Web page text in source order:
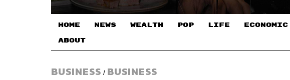
HOME NEWS WEALTH POP LIFE
ABOUT
BUSINESS / BUSINESS